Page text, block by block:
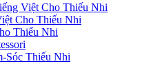
Việt Cho Thiếu Nhi
Cho Thiếu Nhi
Thiếu Nhi
Sóc Thiếu Nhi